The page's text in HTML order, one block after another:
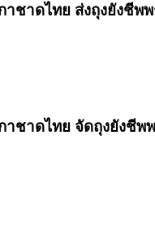
ชาดไทย ส่งถุงยังชีพ
ชาดไทย จัดถุงยังชีพ